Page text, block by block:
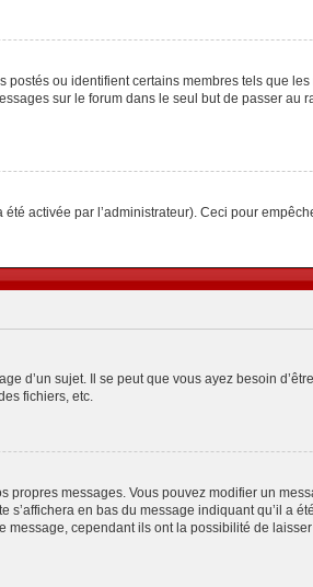
ou identifient certains membres tels que
sur le forum dans le seul but de passer
activée par l’administrateur). Ceci pour
d’un sujet. Il se peut que vous ayez besoin
fichiers, etc.
propres messages. Vous pouvez modifier un
en bas du message indiquant qu’il a
cependant ils ont la possibilité de